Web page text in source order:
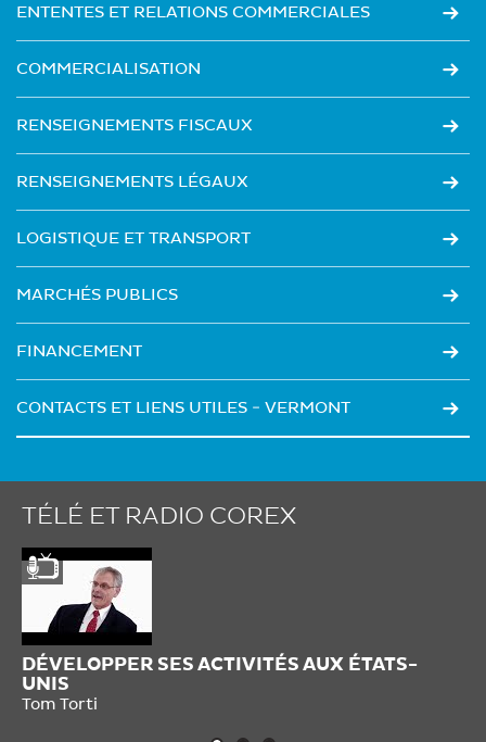
ENTENTES ET RELATIONS COMMERCIALES
COMMERCIALISATION
RENSEIGNEMENTS FISCAUX
RENSEIGNEMENTS LÉGAUX
LOGISTIQUE ET TRANSPORT
MARCHÉS PUBLICS
FINANCEMENT
CONTACTS ET LIENS UTILES - VERMONT
TÉLÉ ET RADIO COREX
DÉVELOPPER SES ACTIVITÉS AUX ÉTATS-
UNIS
Tom Torti